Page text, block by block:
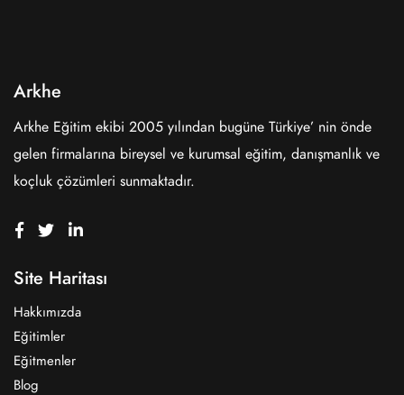
Arkhe
Arkhe Eğitim ekibi 2005 yılından bugüne Türkiye’ nin önde
gelen firmalarına bireysel ve kurumsal eğitim, danışmanlık ve
koçluk çözümleri sunmaktadır.
Site Haritası
Hakkımızda
Eğitimler
Eğitmenler
Blog